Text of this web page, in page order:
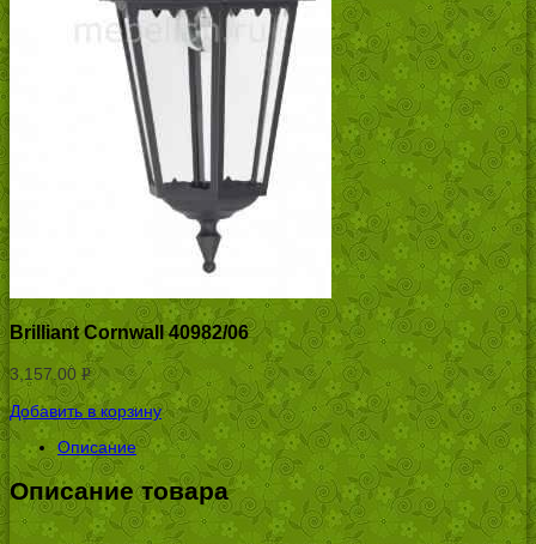
Brilliant Cornwall 40982/06
3,157.00 Р
УБ.
Добавить в корзину
Описание
Описание товара